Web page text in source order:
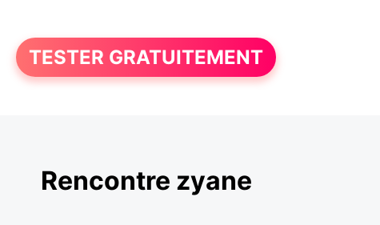
TESTER GRATUITEMENT
Rencontre zyane